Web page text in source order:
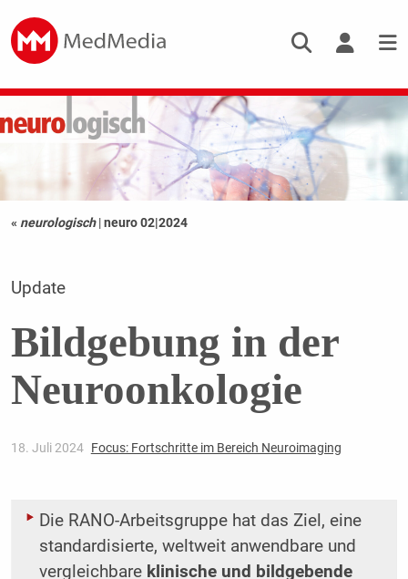
« neurologisch |neuro 02|2024
Update
Bildgebung in der
Neuroonkologie
18. Juli 2024 Focus: Fortschritte im Bereich Neuroimaging
Die RANO-Arbeitsgruppe hat das Ziel, eine
standardisierte, weltweit anwendbare und
vergleichbare klinische und bildgebende